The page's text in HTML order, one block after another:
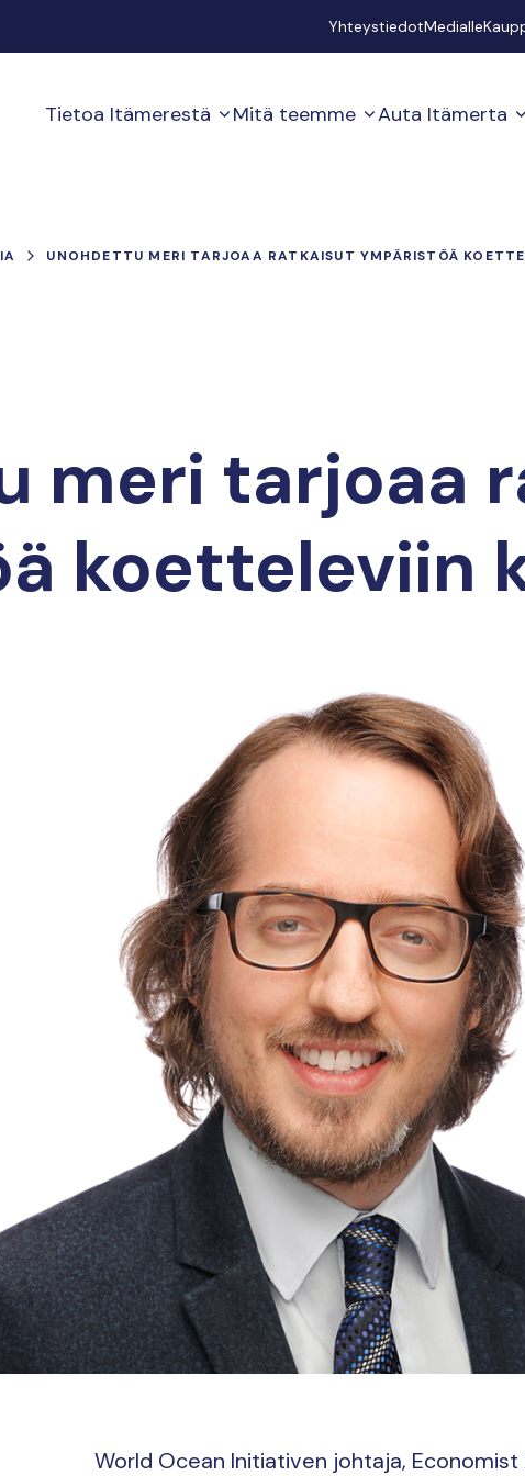
YhteystiedotMedialle
Tietoa Itämerestä Mitä teemme Auta Itämerta
UNOHDETTU MERI TARJOAA RATKAISUT YMPÄRISTÖÄ
meri tarjoaa
koetteleviin
World Ocean Initiativen johtaja,